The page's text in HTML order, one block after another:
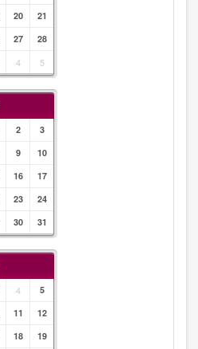
20
21
27
28
4 5
2
3
9
10
16
17
23
24
30 31
4
5
11
12
18
19